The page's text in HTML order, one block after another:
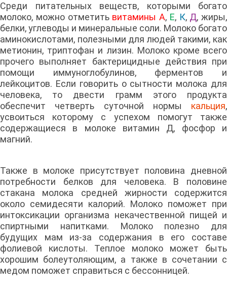
Среди питательных веществ, которыми богато
молоко, можно отметить витамины А, Е, К, Д, жиры,
белки, углеводы и минеральные соли. Молоко богато
аминокислотами, полезными для людей такими, как
метионин, триптофан и лизин. Молоко кроме всего
прочего выполняет бактерицидные действия при
помощи иммуноглобулинов, ферментов и
лейкоцитов. Если говорить о сытности молока для
человека, то двести грамм этого продукта
обеспечит четверть суточной нормы кальция,
усвоиться которому с успехом помогут также
содержащиеся в молоке витамин Д, фосфор и
магний.
Также в молоке присутствует половина дневной
потребности белков для человека. В половине
стакана молока средней жирности содержится
около семидесяти калорий. Молоко поможет при
интоксикации организма некачественной пищей и
спиртными напитками. Молоко полезно для
будущих мам из-за содержания в его составе
фолиевой кислоты. Теплое молоко может быть
хорошим болеутоляющим, а также в сочетании с
медом поможет справиться с бессонницей.